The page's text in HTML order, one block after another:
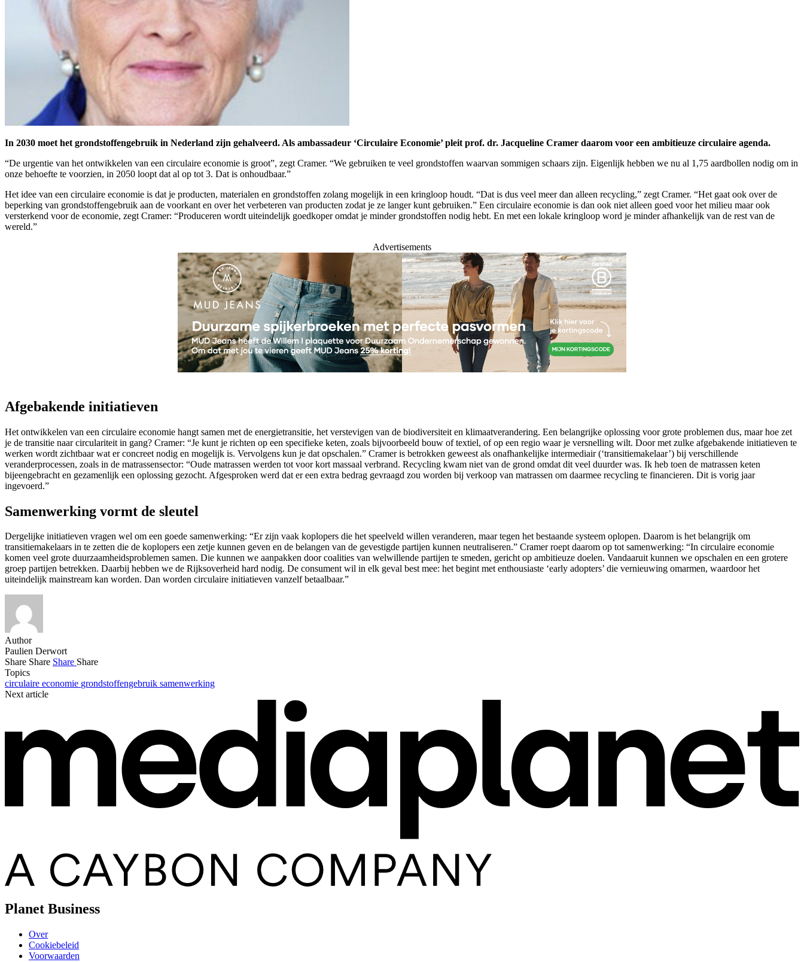
In 2030 moet het grondstoffengebruik in Nederland zijn gehalveerd. Als ambassadeur ‘Circulaire Economie’ pleit prof. dr. Jacqueline Cramer daarom voor een ambitieuze circulaire agenda.
“De urgentie van het ontwikkelen van een circulaire economie is groot”, zegt Cramer. “We gebruiken te veel grondstoffen waarvan sommigen schaars zijn. Eigenlijk hebben we nu al 1,75 aardbollen nodig om in
onze behoefte te voorzien, in 2050 loopt dat al op tot 3. Dat is onhoudbaar.”
Het idee van een circulaire economie is dat je producten, materialen en grondstoffen zolang mogelijk in een kringloop houdt. “Dat is dus veel meer dan alleen recycling,” zegt Cramer. “Het gaat ook over de
beperking van grondstoffengebruik aan de voorkant en over het verbeteren van producten zodat je ze langer kunt gebruiken.” Een circulaire economie is dan ook niet alleen goed voor het milieu maar ook
versterkend voor de economie, zegt Cramer: “Produceren wordt uiteindelijk goedkoper omdat je minder grondstoffen nodig hebt. En met een lokale kringloop word je minder afhankelijk van de rest van de
wereld.”
Advertisements
Afgebakende initiatieven
Het ontwikkelen van een circulaire economie hangt samen met de energietransitie, het verstevigen van de biodiversiteit en klimaatverandering. Een belangrijke oplossing voor grote problemen dus, maar hoe zet
je de transitie naar circulariteit in gang? Cramer: “Je kunt je richten op een specifieke keten, zoals bijvoorbeeld bouw of textiel, of op een regio waar je versnelling wilt. Door met zulke afgebakende initiatieven te
werken wordt zichtbaar wat er concreet nodig en mogelijk is. Vervolgens kun je dat opschalen.” Cramer is betrokken geweest als onafhankelijke intermediair (‘transitiemakelaar’) bij verschillende
veranderprocessen, zoals in de matrassensector: “Oude matrassen werden tot voor kort massaal verbrand. Recycling kwam niet van de grond omdat dit veel duurder was. Ik heb toen de matrassen keten
bijeengebracht en gezamenlijk een oplossing gezocht. Afgesproken werd dat er een extra bedrag gevraagd zou worden bij verkoop van matrassen om daarmee recycling te financieren. Dit is vorig jaar
ingevoerd.”
Samenwerking vormt de sleutel
Dergelijke initiatieven vragen wel om een goede samenwerking: “Er zijn vaak koplopers die het speelveld willen veranderen, maar tegen het bestaande systeem oplopen. Daarom is het belangrijk om
transitiemakelaars in te zetten die de koplopers een zetje kunnen geven en de belangen van de gevestigde partijen kunnen neutraliseren.” Cramer roept daarom op tot samenwerking: “In circulaire economie
komen veel grote duurzaamheidsproblemen samen. Die kunnen we aanpakken door coalities van welwillende partijen te smeden, gericht op ambitieuze doelen. Vandaaruit kunnen we opschalen en een grotere
groep partijen betrekken. Daarbij hebben we de Rijksoverheid hard nodig. De consument wil in elk geval best mee: het begint met enthousiaste ‘early adopters’ die vernieuwing omarmen, waardoor het
uiteindelijk mainstream kan worden. Dan worden circulaire initiatieven vanzelf betaalbaar.”
Author
Paulien Derwort
Share Share Share Share
Topics
circulaire economie grondstoffengebruik samenwerking
Next article
Planet Business
Over
Cookiebeleid
Voorwaarden